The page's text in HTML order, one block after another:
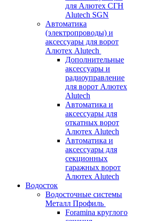
для Алютех СГН
Alutech SGN
Автоматика
(электропроводы) и
аксессуары для ворот
Алютех Alutech
Дополнительные
аксессуары и
радиоуправление
для ворот Алютех
Alutech
Автоматика и
аксессуары для
откатных ворот
Алютех Alutech
Автоматика и
аксессуары для
секционных
гаражных ворот
Алютех Alutech
Водосток
Водосточные системы
Металл Профиль
Foramina круглого